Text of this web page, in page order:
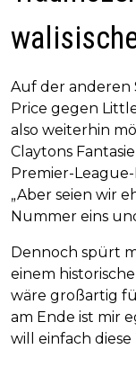
Auf der anderen
Price gegen
also weiterhin
Claytons
Premier-League-
„Aber seien wir
Nummer eins
Dennoch spürt
einem
wäre großartig
am Ende ist mir
will einfach